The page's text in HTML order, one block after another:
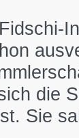
die
Sie